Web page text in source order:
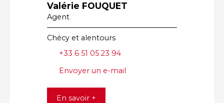
Valérie FOUQUET
Agent
Chécy et alentours
+33 6 51 05 23 94
Envoyer un e-mail
En savoir +